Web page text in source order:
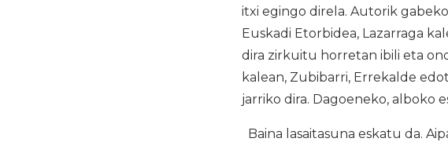
itxi egingo direla. Autorik
Euskadi Etorbidea, Lazarraga
dira zirkuitu horretan ibili eta
kalean, Zubibarri, Errekalde
jarriko dira. Dagoeneko, alboko
Baina lasaitasuna eskatu da.